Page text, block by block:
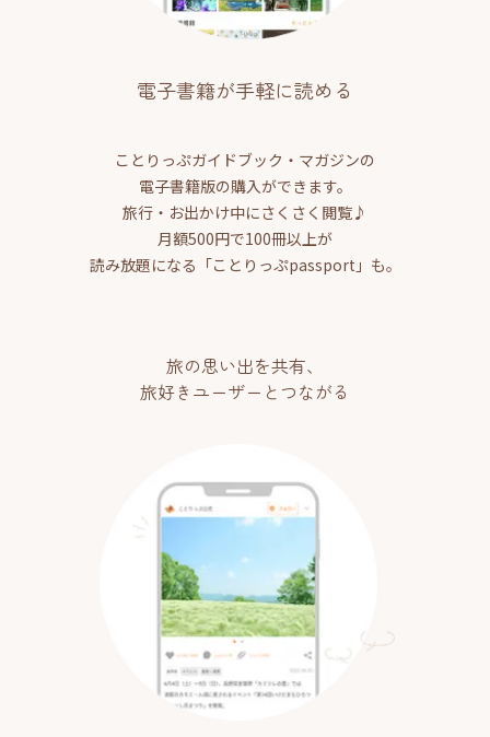
電子書籍が手軽に読める
ことりっぷガイドブック・マガジンの
電子書籍版の購入ができます。
旅行・お出かけ中にさくさく閲覧♪
月額500円で100冊以上が
読み放題になる「ことりっぷpassport」も。
旅の思い出を共有、
旅好きユーザーとつながる